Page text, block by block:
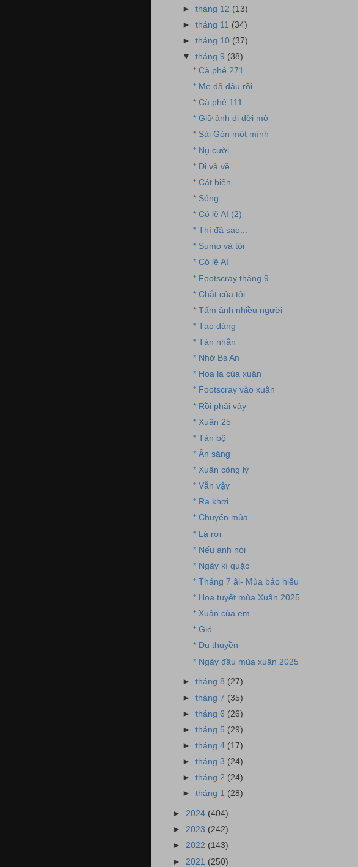
►tháng 12 (13)
►tháng 11 (34)
►tháng 10 (37)
▼tháng 9 (38)
* Cà phê 271
* Mẹ đã đâu rồi
* Cà phê 111
* Giữ ảnh di dời mộ
* Sài Gòn một mình
* Nụ cười
* Đi và về
* Cát biển
* Sóng
* Có lẽ AI (2)
* Thì đã sao...
* Sumo và tôi
* Có lẽ AI
* Footscray tháng 9
* Chắt của tôi
* Tấm ảnh nhiều người
* Tạo dáng
* Tàn nhẫn
* Nhớ Bs An
* Hoa lá của xuân
* Footscray vào xuân
* Rồi phải vậy
* Xuân 25
* Tản bộ
* Ăn sáng
* Xuân công lý
* Vẫn vậy
* Ra khơi
* Chuyển mùa
* Lá rơi
* Nếu anh nói
* Ngày kì quặc
* Tháng 7 âl- Mùa báo hiếu
* Hoa tuyết mùa Xuân 2025
* Xuân của em
* Gió
* Du thuyền
* Ngày đầu mùa xuân 2025
►tháng 8 (27)
►tháng 7 (35)
►tháng 6 (26)
►tháng 5 (29)
►tháng 4 (17)
►tháng 3 (24)
►tháng 2 (24)
►tháng 1 (28)
► 2024 (404)
► 2023 (242)
► 2022 (143)
► 2021 (250)